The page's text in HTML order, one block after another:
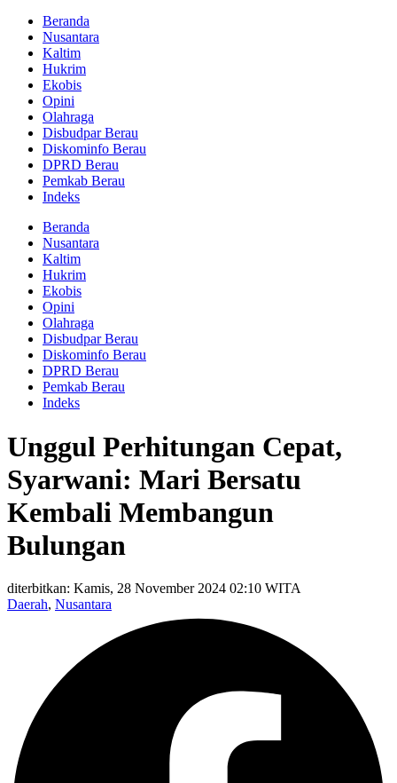
Beranda
Nusantara
Kaltim
Hukrim
Ekobis
Opini
Olahraga
Disbudpar Berau
Diskominfo Berau
DPRD Berau
Pemkab Berau
Indeks
Beranda
Nusantara
Kaltim
Hukrim
Ekobis
Opini
Olahraga
Disbudpar Berau
Diskominfo Berau
DPRD Berau
Pemkab Berau
Indeks
Unggul Perhitungan Cepat,
Syarwani: Mari Bersatu
Kembali Membangun
Bulungan
diterbitkan: Kamis, 28 November 2024 02:10 WITA
Daerah, Nusantara